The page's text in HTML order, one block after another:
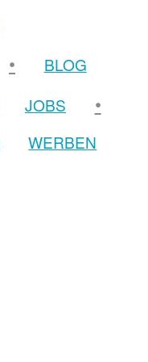
•
BLOG
JOBS •
WERBEN